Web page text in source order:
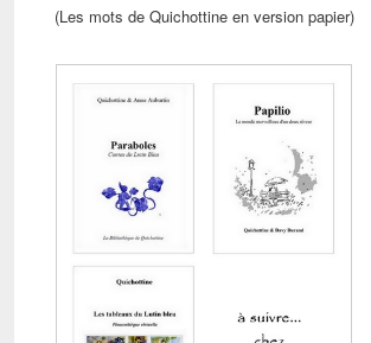
(Les mots de Quichottine en version papier)